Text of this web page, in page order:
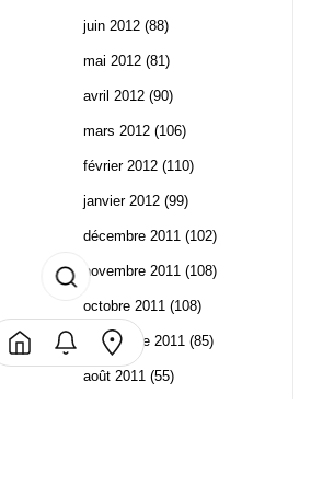
juin 2012 (88)
mai 2012 (81)
avril 2012 (90)
mars 2012 (106)
février 2012 (110)
janvier 2012 (99)
décembre 2011 (102)
novembre 2011 (108)
octobre 2011 (108)
septembre 2011 (85)
août 2011 (55)